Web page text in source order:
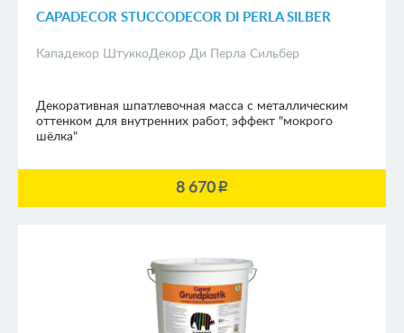
CAPADECOR STUCCODECOR DI PERLA SILBER
Кападекор ШтуккоДекор Ди Перла Сильбер
Декоративная шпатлевочная масса с металлическим
оттенком для внутренних работ, эффект "мокрого
шёлка"
8 670p